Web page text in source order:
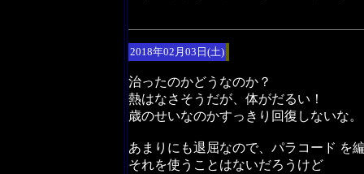
2018年02月03日(土)
治ったのかどうなのか？
熱はなさそうだが、体がだるい！
歳のせいなのかすっきり回復しないな。
あまりにも退屈なので、パラコード を
それを使うことはないだろうけど